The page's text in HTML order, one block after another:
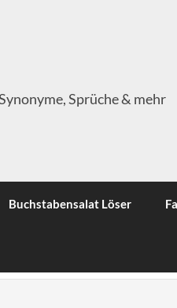
Sprüche & mehr
Buchstabensalat Löser